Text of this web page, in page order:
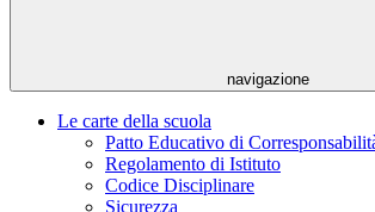
navigazione
Le carte della scuola
Patto Educativo di
Regolamento di Istituto
Codice Disciplinare
Sicurezza